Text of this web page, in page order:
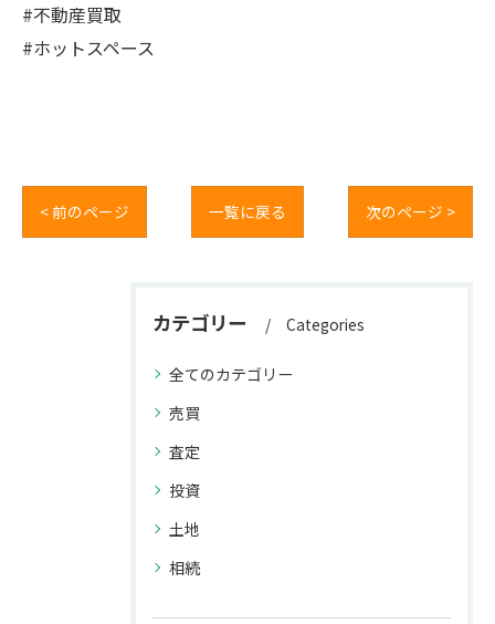
#不動産買取
#ホットスペース
< 前のページ 一覧に戻る 次のページ >
カテゴリー Categories
全てのカテゴリー
売買
査定
投資
土地
相続